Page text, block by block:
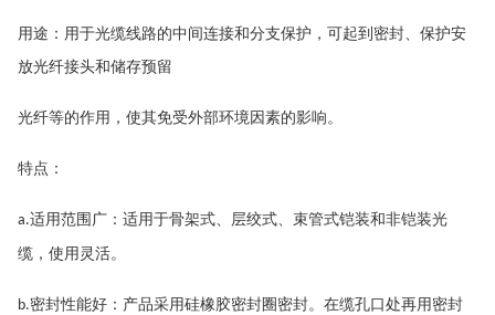
用途：用于光缆线路的中间连接和分支保护，可起到密封、保护安
放光纤接头和储存预留
光纤等的作用，使其免受外部环境因素的影响。
特点：
a.适用范围广：适用于骨架式、层绞式、束管式铠装和非铠装光
缆，使用灵活。
b.密封性能好：产品采用硅橡胶密封圈密封。在缆孔口处再用密封